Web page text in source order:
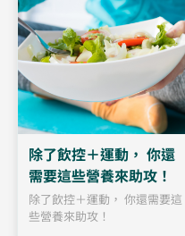
除了飲控＋運動， 你還
需要這些營養來助攻！
除了飲控＋運動， 你還需要這
些營養來助攻！